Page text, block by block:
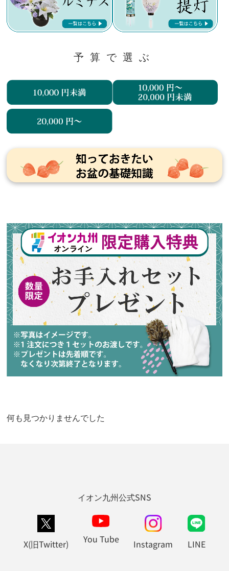
予算で選ぶ
何も見つかりませんでした
イオン九州公式SNS
X(旧Twitter) You Tube Instagram LINE